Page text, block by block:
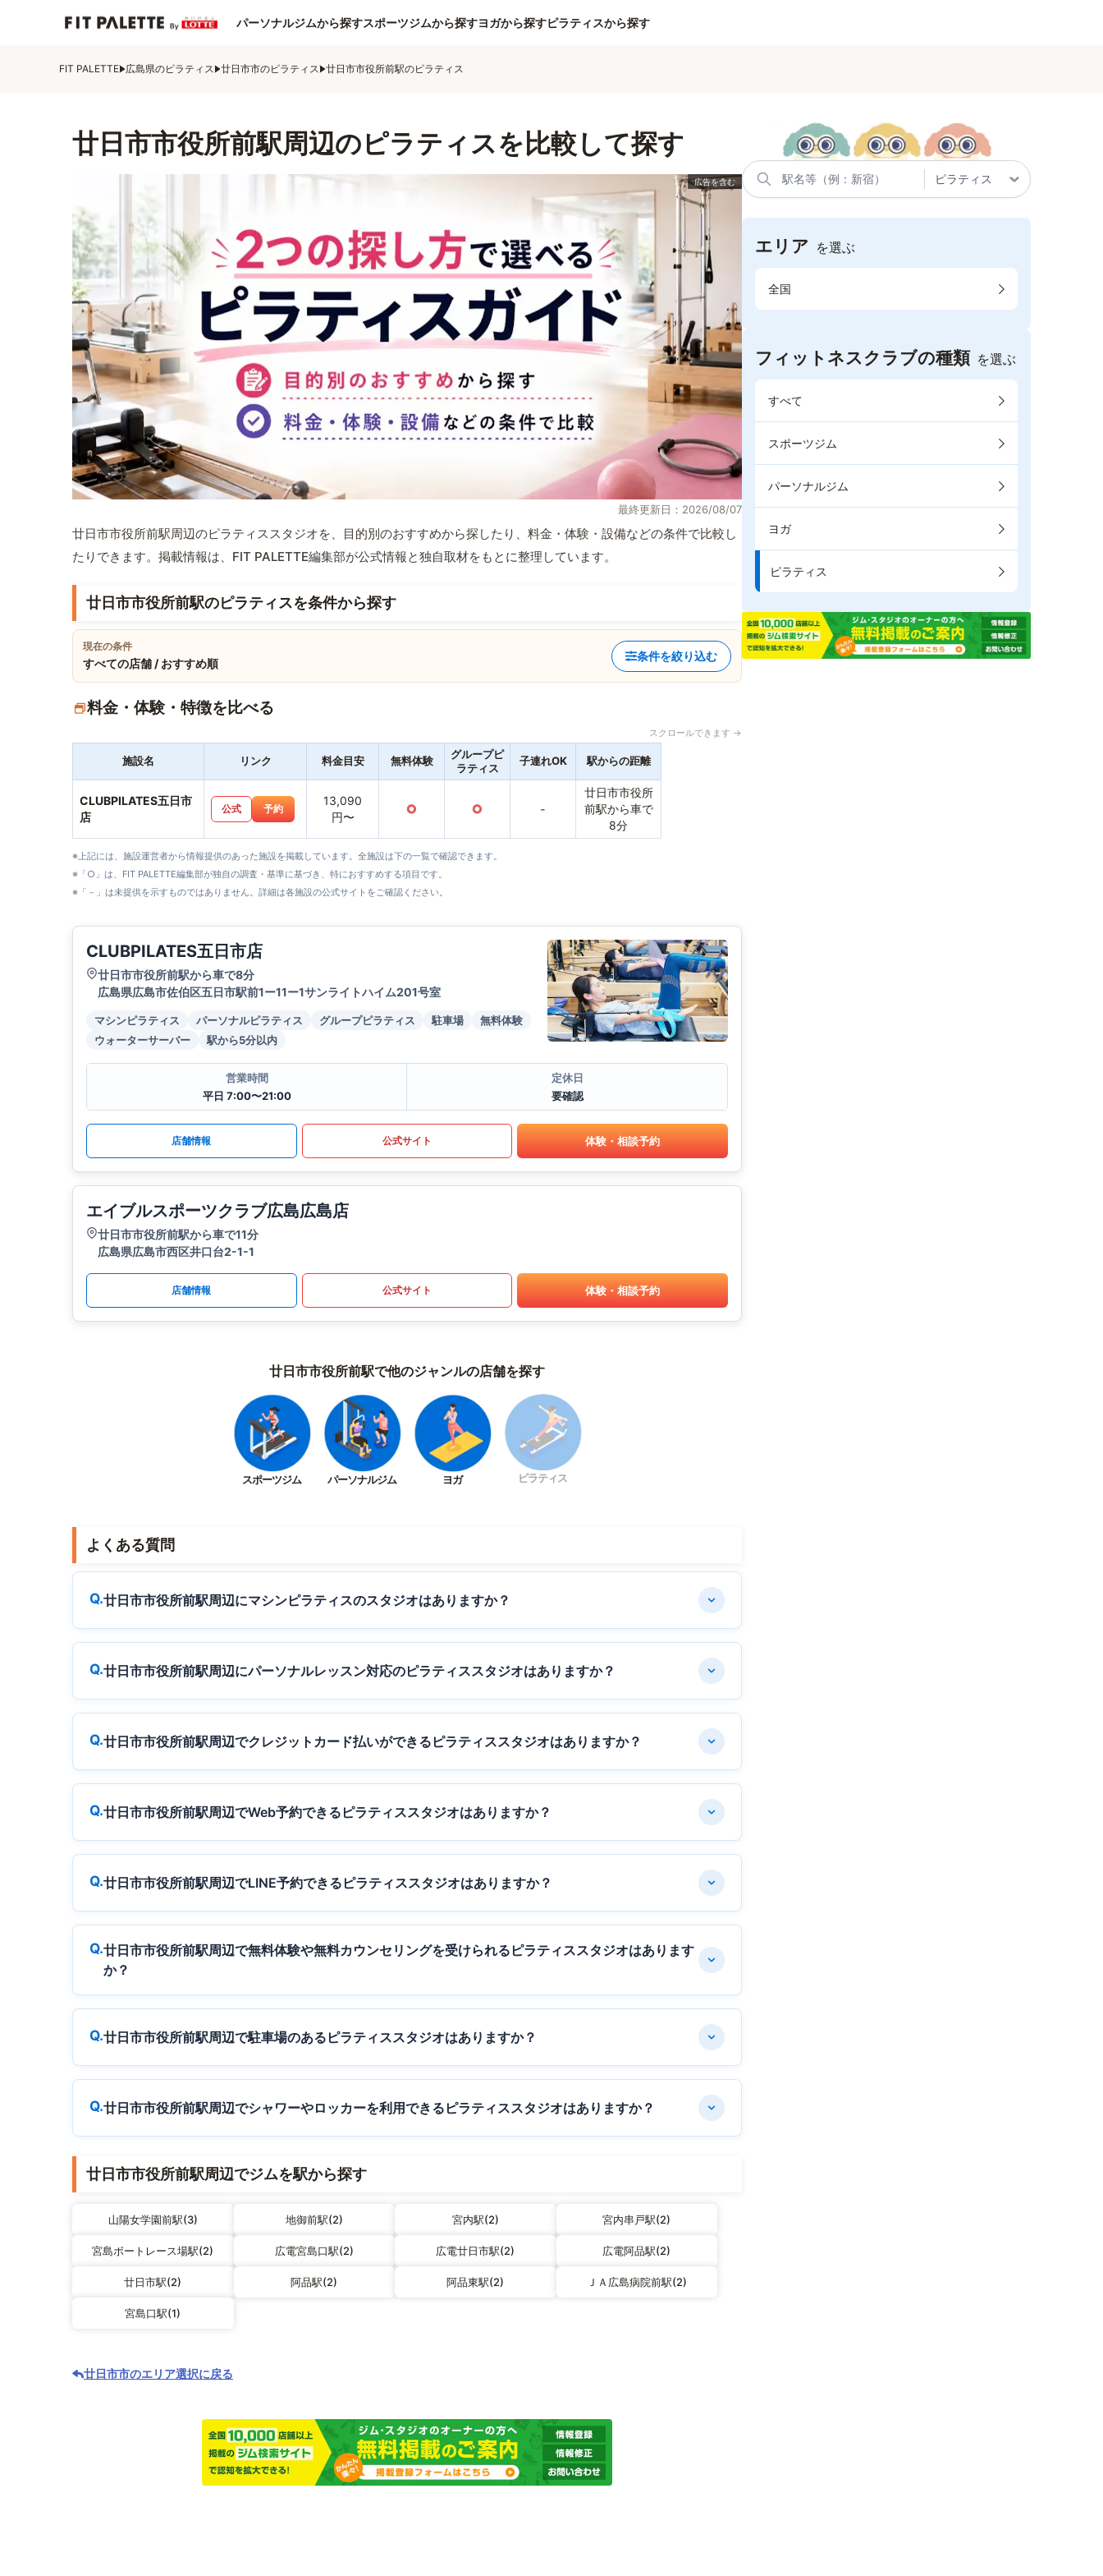
パーソナルジムから探すスポーツジムから探すヨガから探すピラティスから探す
FIT PALETTE 広島県のピラティス 廿日市市のピラティス 廿日市市役所前駅のピラティス
廿日市市役所前駅周辺のピラティスを比較して探す
最終更新日：2026/08/07
廿日市市役所前駅周辺のピラティススタジオを、目的別のおすすめから探したり、料金・体験・設備などの条件で比較し
たりできます。掲載情報は、FIT PALETTE編集部が公式情報と独自取材をもとに整理しています。
廿日市市役所前駅のピラティスを条件から探す
現在の条件
すべての店舗 / おすすめ順
条件を絞り込む
料金・体験・特徴を比べる
スクロールできます →
施設名 リンク 料金目安 無料体験
グループピ
ラティス
子連れOK 駅からの距離
CLUBPILATES五日市
店
公式 予約
13,090
円〜
○ ○ -
廿日市市役所
前駅から車で
8分
※上記には、施設運営者から情報提供のあった施設を掲載しています。全施設は下の一覧で確認できます。
※「○」は、FIT PALETTE編集部が独自の調査・基準に基づき、特におすすめする項目です。
※「－」は未提供を示すものではありません。詳細は各施設の公式サイトをご確認ください。
CLUBPILATES五日市店
廿日市市役所前駅から車で8分
広島県広島市佐伯区五日市駅前1ー11ー1サンライトハイム201号室
マシンピラティス パーソナルピラティス グループピラティス 駐車場
無料体験
ウォーターサーバー
駅から5分以内
営業時間
平日 7:00〜21:00
定休日
要確認
店舗情報 公式サイト 体験・相談予約
エイブルスポーツクラブ広島広島店
廿日市市役所前駅から車で11分
広島県広島市西区井口台2-1-1
店舗情報 公式サイト 体験・相談予約
廿日市市役所前駅で他のジャンルの店舗を探す
スポーツジム パーソナルジム ヨガ ピラティス
よくある質問
廿日市市役所前駅周辺にマシンピラティスのスタジオはありますか？
廿日市市役所前駅周辺にパーソナルレッスン対応のピラティススタジオはありますか？
廿日市市役所前駅周辺でクレジットカード払いができるピラティススタジオはありますか？
廿日市市役所前駅周辺でWeb予約できるピラティススタジオはありますか？
廿日市市役所前駅周辺でLINE予約できるピラティススタジオはありますか？
廿日市市役所前駅周辺で無料体験や無料カウンセリングを受けられるピラティススタジオはあります
か？
廿日市市役所前駅周辺で駐車場のあるピラティススタジオはありますか？
廿日市市役所前駅周辺でシャワーやロッカーを利用できるピラティススタジオはありますか？
廿日市市役所前駅周辺でジムを駅から探す
山陽女学園前駅(3) 地御前駅(2) 宮内駅(2) 宮内串戸駅(2)
宮島ボートレース場駅(2) 広電宮島口駅(2) 広電廿日市駅(2) 広電阿品駅(2)
廿日市駅(2) 阿品駅(2) 阿品東駅(2) ＪＡ広島病院前駅(2)
宮島口駅(1)
廿日市市のエリア選択に戻る
エリア を選ぶ
全国
フィットネスクラブの種類 を選ぶ
すべて
スポーツジム
パーソナルジム
ヨガ
ピラティス